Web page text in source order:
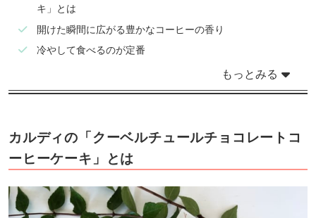
キ」とは
開けた瞬間に広がる豊かなコーヒーの香り
冷やして食べるのが定番
もっとみる
カルディの「クーベルチュールチョコレートコ
ーヒーケーキ」とは